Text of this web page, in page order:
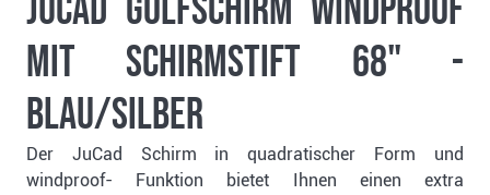
JuCad Golfschirm Windproof
mit Schirmstift 68" -
blau/silber
Der JuCad Schirm in quadratischer Form und
windproof- Funktion bietet Ihnen einen extra